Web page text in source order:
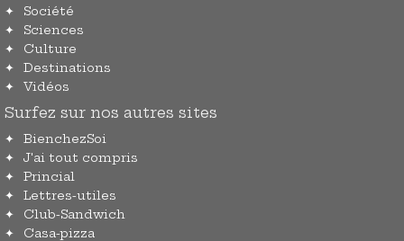
Société
Sciences
Culture
Destinations
Vidéos
Surfez sur nos autres sites
BienchezSoi
J'ai tout compris
Princial
Lettres-utiles
Club-Sandwich
Casa-pizza